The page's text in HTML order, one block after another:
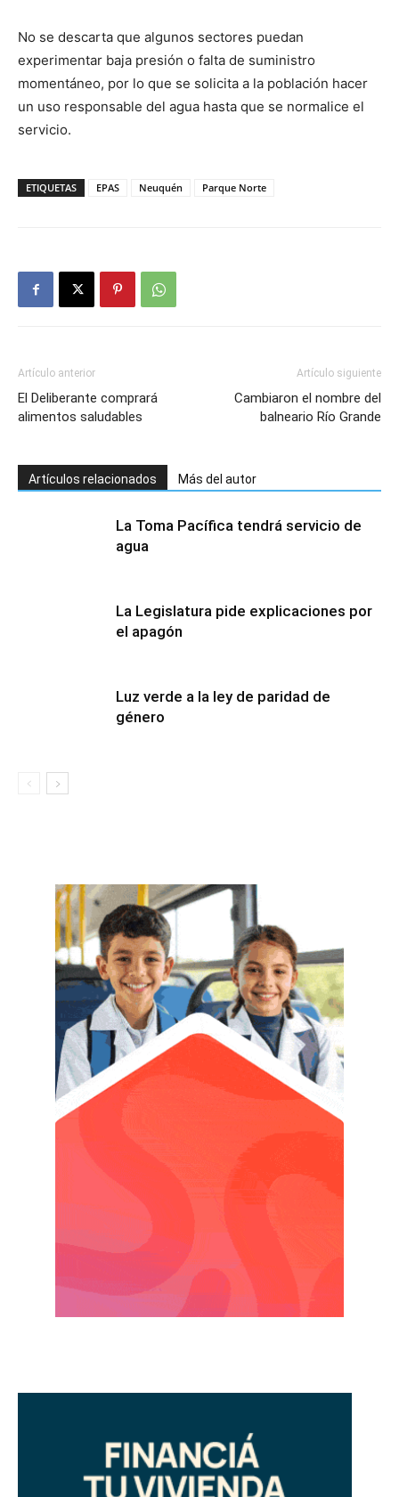
No se descarta que algunos sectores puedan
experimentar baja presión o falta de suministro
momentáneo, por lo que se solicita a la población hacer
un uso responsable del agua hasta que se normalice el
servicio.
ETIQUETAS EPAS Neuquén Parque Norte
Artículo anterior
El Deliberante comprará
alimentos saludables
Artículo siguiente
Cambiaron el nombre del
balneario Río Grande
Artículos relacionados Más del autor
La Toma Pacífica tendrá servicio de
agua
La Legislatura pide explicaciones por
el apagón
Luz verde a la ley de paridad de
género